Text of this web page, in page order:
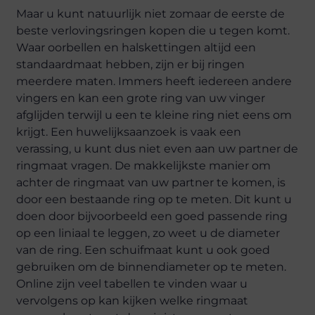
Maar u kunt natuurlijk niet zomaar de eerste de
beste verlovingsringen kopen die u tegen komt.
Waar oorbellen en halskettingen altijd een
standaardmaat hebben, zijn er bij ringen
meerdere maten. Immers heeft iedereen andere
vingers en kan een grote ring van uw vinger
afglijden terwijl u een te kleine ring niet eens om
krijgt. Een huwelijksaanzoek is vaak een
verassing, u kunt dus niet even aan uw partner de
ringmaat vragen. De makkelijkste manier om
achter de ringmaat van uw partner te komen, is
door een bestaande ring op te meten. Dit kunt u
doen door bijvoorbeeld een goed passende ring
op een liniaal te leggen, zo weet u de diameter
van de ring. Een schuifmaat kunt u ook goed
gebruiken om de binnendiameter op te meten.
Online zijn veel tabellen te vinden waar u
vervolgens op kan kijken welke ringmaat